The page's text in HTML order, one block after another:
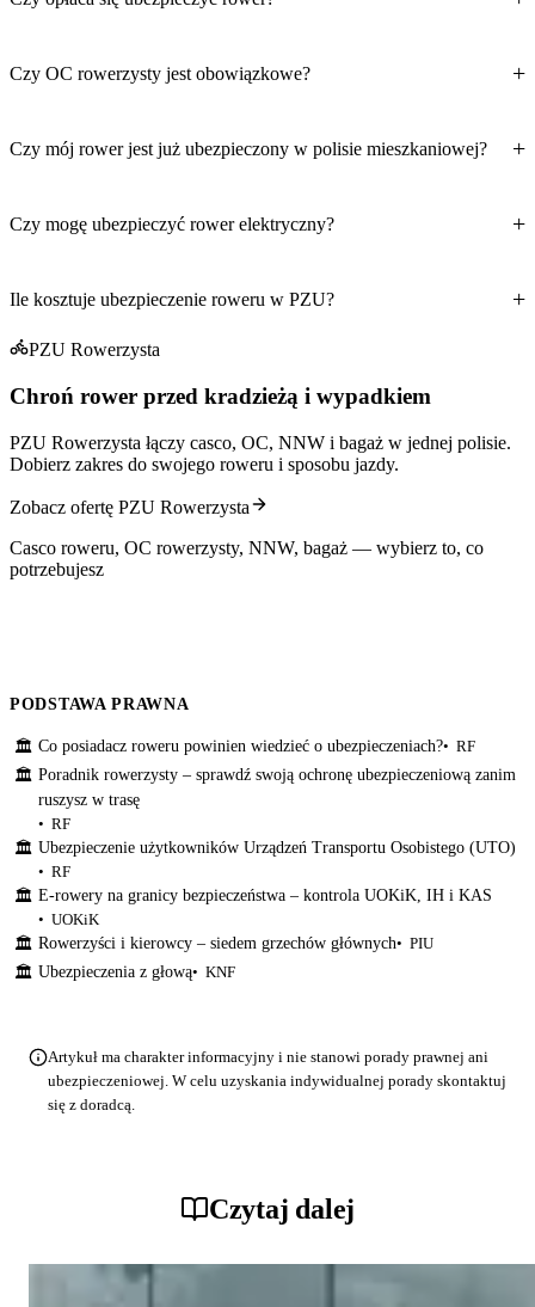
Czy OC rowerzysty jest obowiązkowe?
Czy mój rower jest już ubezpieczony w polisie mieszkaniowej?
Czy mogę ubezpieczyć rower elektryczny?
Ile kosztuje ubezpieczenie roweru w PZU?
PZU Rowerzysta
Chroń rower przed kradzieżą i wypadkiem
PZU Rowerzysta łączy casco, OC, NNW i bagaż w jednej polisie.
Dobierz zakres do swojego roweru i sposobu jazdy.
Zobacz ofertę PZU Rowerzysta
Casco roweru, OC rowerzysty, NNW, bagaż — wybierz to, co
potrzebujesz
PODSTAWA PRAWNA
🏛 Co posiadacz roweru powinien wiedzieć o ubezpieczeniach?
RF
🏛 Poradnik rowerzysty – sprawdź swoją ochronę ubezpieczeniową zanim
ruszysz w trasę
RF
🏛 Ubezpieczenie użytkowników Urządzeń Transportu Osobistego (UTO)
RF
🏛 E-rowery na granicy bezpieczeństwa – kontrola UOKiK, IH i KAS
UOKiK
🏛 Rowerzyści i kierowcy – siedem grzechów głównych
PIU
🏛 Ubezpieczenia z głową KNF
Artykuł ma charakter informacyjny i nie stanowi porady prawnej ani
ubezpieczeniowej. W celu uzyskania indywidualnej porady skontaktuj
się z doradcą.
Czytaj dalej